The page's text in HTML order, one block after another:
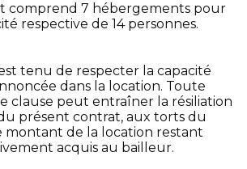
comprend 7 hébergements pour
respective de 14 personnes.
tenu de respecter la capacité
dans la location. Toute
clause peut entraîner la résiliation
présent contrat, aux torts du
montant de la location restant
acquis au bailleur.